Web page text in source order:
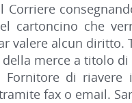
Corriere
cartoncino che
valere alcun
merce a titolo
Fornitore di
fax o email.